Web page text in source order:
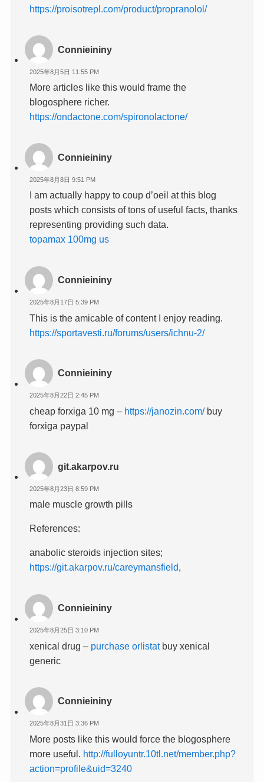
https://proisotrepl.com/product/propranolol/
Connieininy
2025年8月5日 11:55 PM
More articles like this would frame the
blogosphere richer.
https://ondactone.com/spironolactone/
Connieininy
2025年8月8日 9:51 PM
I am actually happy to coup d’oeil at this blog
posts which consists of tons of useful facts, thanks
representing providing such data.
topamax 100mg us
Connieininy
2025年8月17日 5:39 PM
This is the amicable of content I enjoy reading.
https://sportavesti.ru/forums/users/ichnu-2/
Connieininy
2025年8月22日 2:45 PM
cheap forxiga 10 mg – https://janozin.com/buy
forxiga paypal
git.akarpov.ru
2025年8月23日 8:59 PM
male muscle growth pills
References:
anabolic steroids injection sites;
https://git.akarpov.ru/careymansfield,
Connieininy
2025年8月25日 3:10 PM
xenical drug – purchase orlistatbuy xenical
generic
Connieininy
2025年8月31日 3:36 PM
More posts like this would force the blogosphere
more useful. http://fulloyuntr.10tl.net/member.php?
action=profile&uid=3240